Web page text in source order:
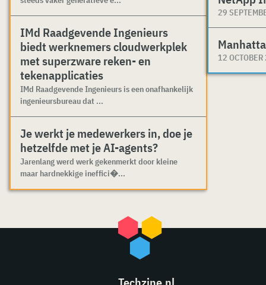
IMd Raadgevende Ingenieurs
biedt werknemers cloudwerkplek
met superzware reken- en
tekenapplicaties
IMd Raadgevende Ingenieurs is een onafhankelijk
ingenieursbureau dat ...
Je werkt je medewerkers in, doe je
hetzelfde met je AI-agents?
Jarenlang werd werk gekenmerkt door kleine
maar hardnekkige ineffici�...
29
12